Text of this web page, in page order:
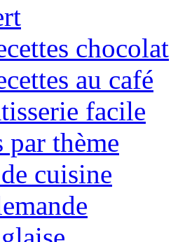
chocolat
au café
facile
par thème
cuisine